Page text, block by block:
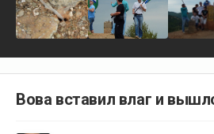
Вова вставил влаг и